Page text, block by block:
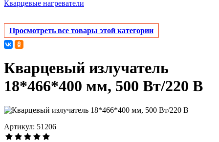
Кварцевые нагреватели
Просмотреть все товары этой категории
Кварцевый излучатель
18*466*400 мм, 500 Вт/220 В
Артикул: 51206